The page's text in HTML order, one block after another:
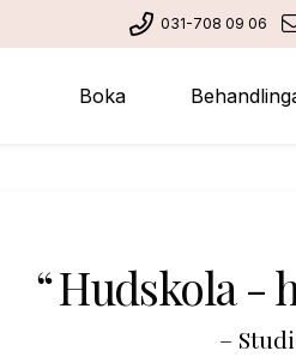
031-708 09 06
Boka
Hudskola -